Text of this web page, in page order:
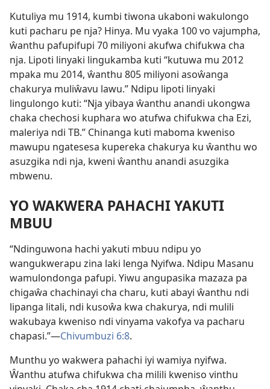
Kutuliya mu 1914, kumbi tiwona ukaboni wakulongo
kuti pacharu pe nja? Hinya. Mu vyaka 100 vo vajumpha,
ŵanthu pafupifupi 70 miliyoni akufwa chifukwa cha
nja. Lipoti linyaki lingukamba kuti “kutuwa mu 2012
mpaka mu 2014, ŵanthu 805 miliyoni asoŵanga
chakurya muliŵavu lawu.” Ndipu lipoti linyaki
lingulongo kuti: “Nja yibaya ŵanthu anandi ukongwa
chaka chechosi kuphara wo atufwa chifukwa cha Ezi,
maleriya ndi TB.” Chinanga kuti maboma kweniso
mawupu ngatesesa kupereka chakurya ku ŵanthu wo
asuzgika ndi nja, kweni ŵanthu anandi asuzgika
mbwenu.
YO WAKWERA PAHACHI YAKUTI
MBUU
“Ndinguwona hachi yakuti mbuu ndipu yo
wangukwerapu zina laki lenga Nyifwa. Ndipu Masanu
wamulondonga pafupi. Yiwu angupasika mazaza pa
chigaŵa chachinayi cha charu, kuti abayi ŵanthu ndi
lipanga litali, ndi kusoŵa kwa chakurya, ndi mulili
wakubaya kweniso ndi vinyama vakofya va pacharu
chapasi.”—Chivumbuzi 6:8.
Munthu yo wakwera pahachi iyi wamiya nyifwa.
Ŵanthu atufwa chifukwa cha milili kweniso vinthu